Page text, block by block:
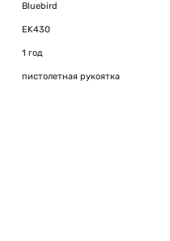
Bluebird
EK430
1 год
пистолетная рукоятка